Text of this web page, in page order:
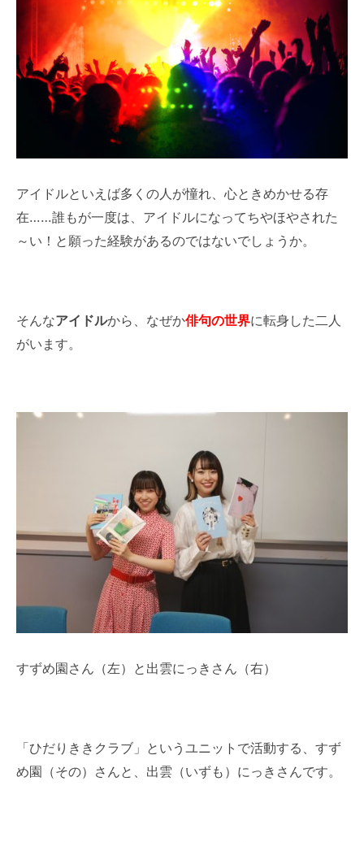
アイドルといえば多くの人が憧れ、心ときめかせる存
在……誰もが一度は、アイドルになってちやほやされた
～い！と願った経験があるのではないでしょうか。
そんなアイドルから、なぜか俳句の世界に転身した二人
がいます。
すずめ園さん（左）と出雲にっきさん（右）
「ひだりききクラブ」というユニットで活動する、すず
め園（その）さんと、出雲（いずも）にっきさんです。